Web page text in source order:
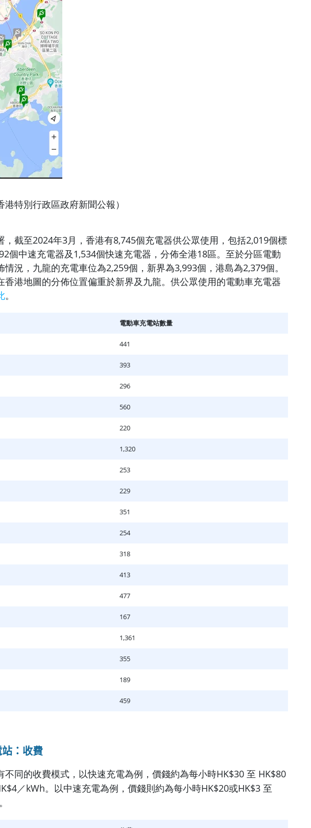
特別行政區政府新聞公報）
截至2024年3月，香港有8,745個充電器供公眾使用，包括2,019個標
個中速充電器及1,534個快速充電器，分佈全港18區。 至於分區電動
情況，九龍的充電車位為2,259個，新界為3,993個，港島為2,379個。
港地圖的分佈位置偏重於新界及九龍。 供公眾使用的電動車充電器
。
電動車充電站數量
441
393
296
560
220
1,320
253
229
351
254
318
413
477
167
1,361
355
189
459
：收費
不同的收費模式，以快速充電為例，價錢約為每小時HK$30 至 HK$80
／kWh。以中速充電為例，價錢則約為每小時HK$20或HK$3 至